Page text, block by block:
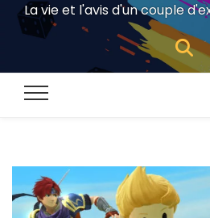
La vie et l'avis d'un couple